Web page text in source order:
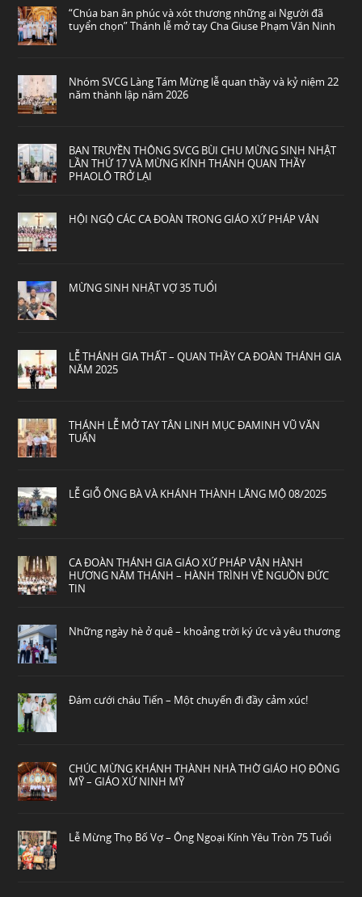
“Chúa ban ân phúc và xót thương những ai Người đã
tuyển chọn” Thánh lễ mở tay Cha Giuse Phạm Văn Ninh
Nhóm SVCG Làng Tám Mừng lễ quan thầy và kỷ niệm 22
năm thành lập năm 2026
BAN TRUYỀN THÔNG SVCG BÙI CHU MỪNG SINH NHẬT
LẦN THỨ 17 VÀ MỪNG KÍNH THÁNH QUAN THẦY
PHAOLÔ TRỞ LẠI
HỘI NGỘ CÁC CA ĐOÀN TRONG GIÁO XỨ PHÁP VÂN
MỪNG SINH NHẬT VỢ 35 TUỔI
LỄ THÁNH GIA THẤT – QUAN THẦY CA ĐOÀN THÁNH GIA
NĂM 2025
THÁNH LỄ MỞ TAY TÂN LINH MỤC ĐAMINH VŨ VĂN
TUẤN
LỄ GIỖ ÔNG BÀ VÀ KHÁNH THÀNH LĂNG MỘ 08/2025
CA ĐOÀN THÁNH GIA GIÁO XỨ PHÁP VÂN HÀNH
HƯƠNG NĂM THÁNH – HÀNH TRÌNH VỀ NGUỒN ĐỨC
TIN
Những ngày hè ở quê – khoảng trời ký ức và yêu thương
Đám cưới cháu Tiến – Một chuyến đi đầy cảm xúc!
CHÚC MỪNG KHÁNH THÀNH NHÀ THỜ GIÁO HỌ ĐÔNG
MỸ – GIÁO XỨ NINH MỸ
Lễ Mừng Thọ Bố Vợ – Ông Ngoại Kính Yêu Tròn 75 Tuổi